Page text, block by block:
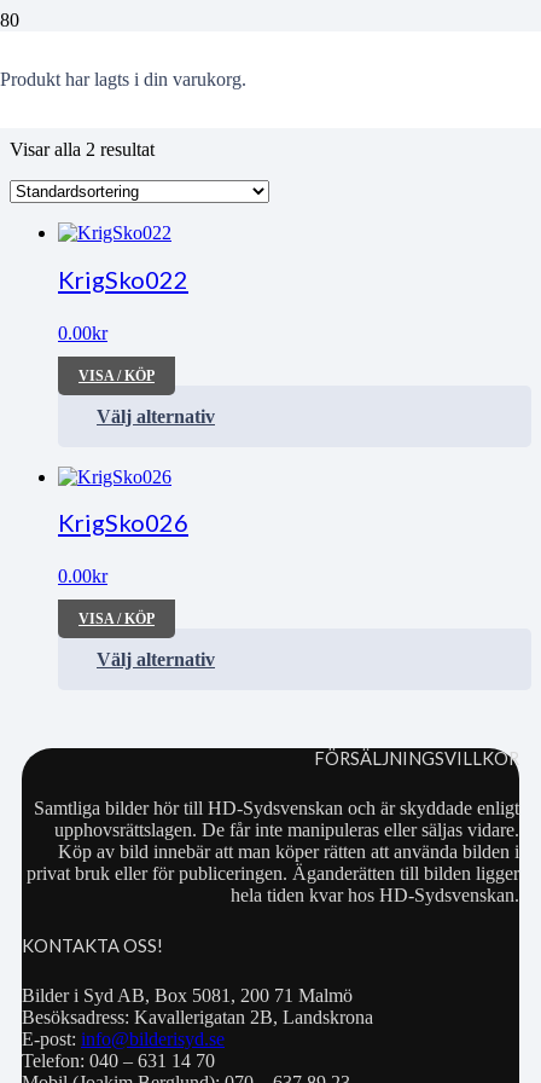
Produkt har lagts i din varukorg.
Österportskolan
Visar alla 2 resultat
KrigSko022
0.00kr
VISA / KÖP
Välj alternativ
KrigSko026
0.00kr
VISA / KÖP
Välj alternativ
FÖRSÄLJNINGSVILLKOR
Samtliga bilder hör till HD-Sydsvenskan och är skyddade enligt
upphovsrättslagen. De får inte manipuleras eller säljas vidare.
Köp av bild innebär att man köper rätten att använda bilden i
privat bruk eller för publiceringen. Äganderätten till bilden ligger
hela tiden kvar hos HD-Sydsvenskan.
KONTAKTA OSS!
Bilder i Syd AB, Box 5081, 200 71 Malmö
Besöksadress: Kavallerigatan 2B, Landskrona
E-post: info@bilderisyd.se
Telefon: 040 – 631 14 70